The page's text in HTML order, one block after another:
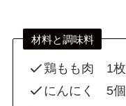
材料と調味料
鶏もも肉 1枚
にんにく 5個